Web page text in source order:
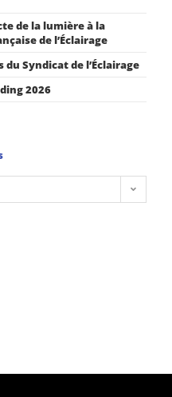
de la lumière à la
de l’Éclairage
Syndicat de l’Éclairage
2026